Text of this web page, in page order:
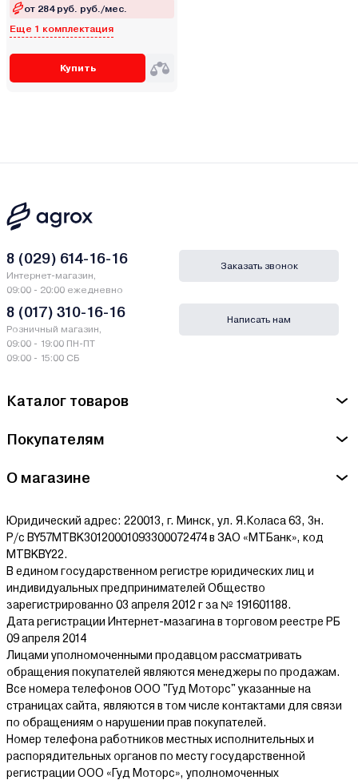
от 284 руб. руб./мес.
Еще 1 комплектация
Купить
Каталог товаров
Покупателям
О магазине
Юридический адрес: 220013, г. Минск, ул. Я.Коласа 63, 3н.
Р/с BY57MTBK30120001093300072474 в ЗАО «МТБанк», код
MTBKBY22.
В едином государственном регистре юридических лиц и
индивидуальных предпринимателей Общество
зарегистрированно 03 апреля 2012 г за № 191601188.
Дата регистрации Интернет-мазагина в торговом реестре РБ
09 апреля 2014
Лицами уполномоченными продавцом рассматривать
обращения покупателей являются менеджеры по продажам.
Все номера телефонов ООО "Гуд Моторс" указанные на
страницах сайта, являются в том числе контактами для связи
по обращениям о нарушении прав покупателей.
Номер телефона работников местных исполнительных и
распорядительных органов по месту государственной
регистрации ООО «Гуд Моторс», уполномоченных
8 (029) 614-16-16
Интернет-магазин,
09:00 - 20:00 ежедневно
8 (017) 310-16-16
Розничный магазин,
09:00 - 19:00 ПН-ПТ
09:00 - 15:00 СБ
Заказать звонок
Написать нам